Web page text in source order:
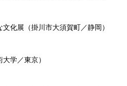
化展（掛川市大須賀町／静岡）
学／東京）